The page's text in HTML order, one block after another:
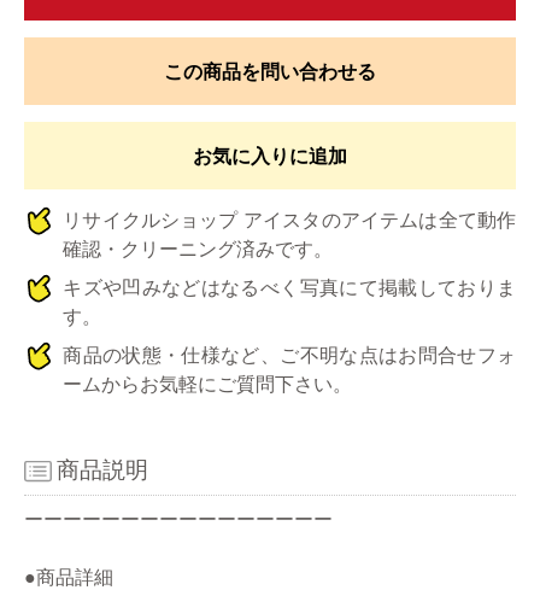
この商品を問い合わせる
お気に入りに追加
リサイクルショップ アイスタのアイテムは全て動作
確認・クリーニング済みです。
キズや凹みなどはなるべく写真にて掲載しておりま
す。
商品の状態・仕様など、ご不明な点はお問合せフォ
ームからお気軽にご質問下さい。
商品説明
ーーーーーーーーーーーーーーーー
●商品詳細